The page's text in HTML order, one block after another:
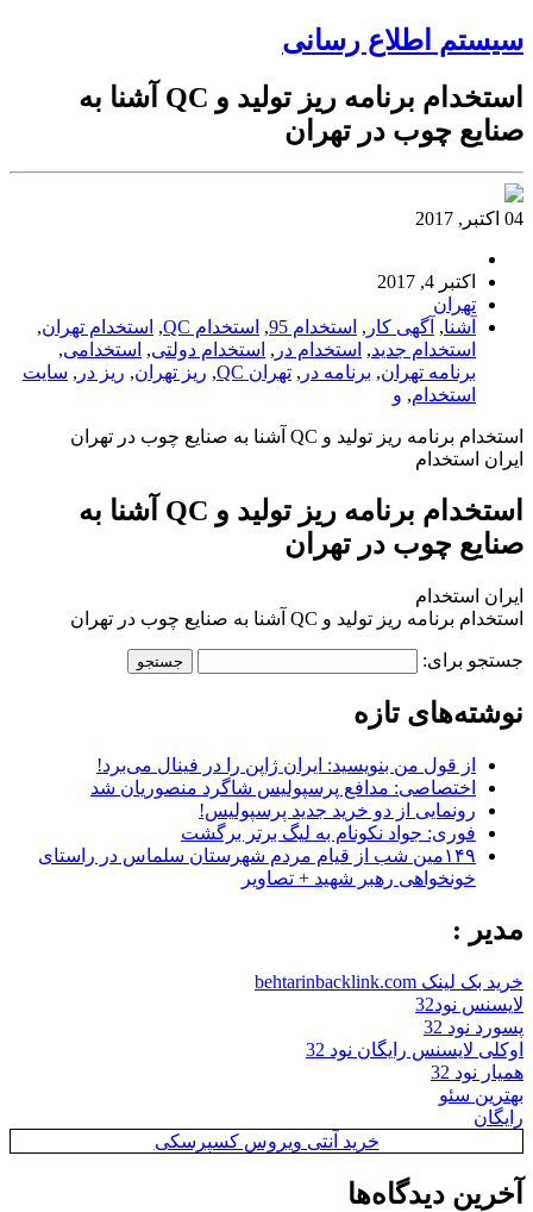
سیستم اطلاع رسانی
استخدام برنامه ریز تولید و QC آشنا به
صنایع چوب در تهران
04 اکتبر, 2017
اکتبر 4, 2017
تهران
آشنا, آگهی کار , استخدام 95 , استخدام QC , استخدام تهران,
استخدام جدید, استخدام در , استخدام دولتی, استخدامی,
برنامه تهران, برنامه در , تهران QC , ریز تهران, ریز در , سایت
استخدام, و
استخدام برنامه ریز تولید و QC آشنا به صنایع چوب در تهران
ایران استخدام
استخدام برنامه ریز تولید و QC آشنا به
صنایع چوب در تهران
ایران استخدام
استخدام برنامه ریز تولید و QC آشنا به صنایع چوب در تهران
جستجو برای:
نوشته‌های تازه
از قول من بنویسید: ایران ژاپن را در فینال می‌برد!
اختصاصی: مدافع پرسپولیس شاگرد منصوریان شد
رونمایی از دو خرید جدید پرسپولیس!
فوری: جواد نکونام به لیگ برتر برگشت
۱۴۹مین شب از قیام مردم شهرستان سلماس در راستای
خونخواهی رهبر شهید + تصاویر
مدیر :
خرید بک لینک behtarinbacklink.com
لایسنس نود32
پسورد نود 32
اوکلی لایسنس رایگان نود 32
همیار نود 32
بهترین سئو
رایگان
خرید آنتی ویروس کسپرسکی
آخرین دیدگاه‌ها